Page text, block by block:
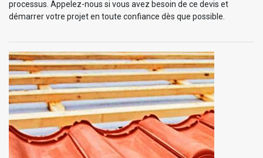
processus. Appelez-nous si vous avez besoin de ce devis et
démarrer votre projet en toute confiance dès que possible.